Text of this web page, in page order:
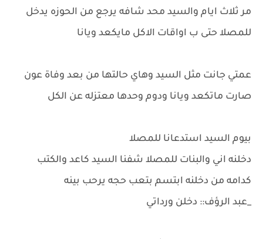
مر ثلاث ايام والسيد محد شافه يرجع من الحوزه يدخل
للمصلا حتى ب اواقات الاكل مايكعد ويانا
عمتي جانت مثل السيد وهاي حالتها من بعد وفاة عون
صارت ماتكعد ويانا ودوم وحدها معتزله عن الكل
بيوم السيد استدعانا للمصلا
دخلنه اني والبنات للمصلا شفنا السيد كاعد والكتب
كدامه من دخلنه ابتسم بتعب حجه يرحب بينه
_عبد الرؤف:: دخلن ورداتي